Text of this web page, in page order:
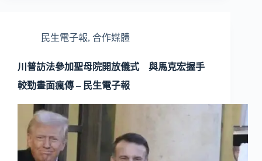
民生電子報, 合作媒體
川普訪法參加聖母院開放儀式 與馬克宏握手
較勁畫面瘋傳 – 民生電子報